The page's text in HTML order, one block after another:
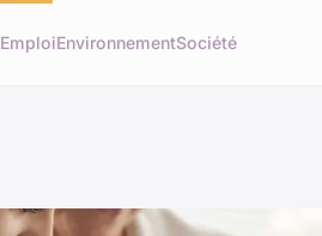
EmploiEnvironnementSociété